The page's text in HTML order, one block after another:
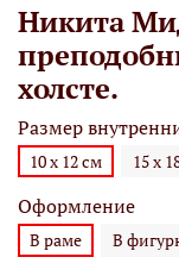
Никита
холсте.
Размер
10 х 12 см 15 х
Оформление
В раме В